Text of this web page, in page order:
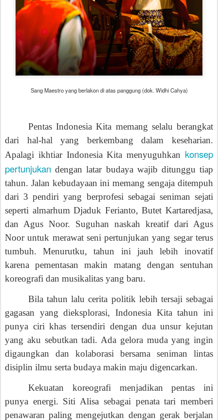
Sang Maestro yang berlakon di atas panggung (dok. Widhi Cahya)
dari hal-hal yang berkembang dalam keseharian.
Apalagi ikhtiar Indonesia Kita menyuguhkankonsep
pertunjukandengan latar budaya wajib ditunggu tiap
tahun. Jalan kebudayaan ini memang sengaja ditempuh
dari 3 pendiri yang berprofesi sebagai seniman sejati
seperti almarhum Djaduk Ferianto, Butet Kartaredjasa,
dan Agus Noor. Suguhan naskah kreatif dari Agus
Noor untuk merawat seni pertunjukan yang segar terus
tumbuh. Menurutku, tahun ini jauh lebih inovatif
karena pementasan makin matang dengan sentuhan
koreografi dan musikalitas yang baru.
Bila tahun lalu cerita politik lebih tersaji sebagai
gagasan yang dieksplorasi, Indonesia Kita tahun ini
punya ciri khas tersendiri dengan dua unsur kejutan
yang aku sebutkan tadi. Ada gelora muda yang ingin
digaungkan dan kolaborasi bersama seniman lintas
disiplin ilmu serta budaya makin maju digencarkan.
Kekuatan koreografi menjadikan pentas ini
punya energi. Siti Alisa sebagai penata tari memberi
penawaran paling mengejutkan dengan gerak berjalan
dan goyangan para penari yang diiringi lagu Anak